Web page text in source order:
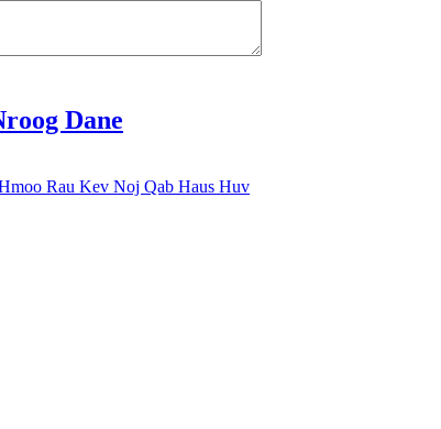
Dane
Rau Kev Noj Qab Haus Huv